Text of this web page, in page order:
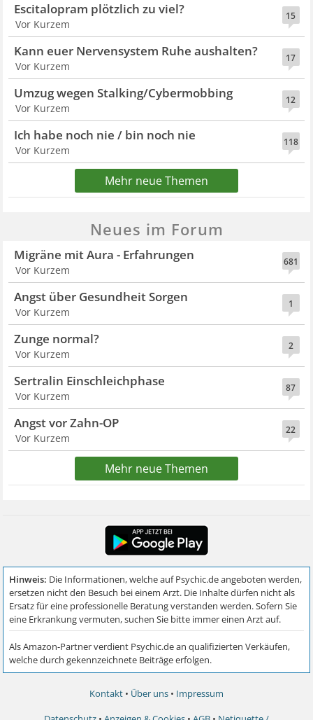
15
Escitalopram plötzlich zu viel?
Vor Kurzem
17
Kann euer Nervensystem Ruhe aushalten?
Vor Kurzem
12
Umzug wegen Stalking/Cybermobbing
Vor Kurzem
118
Ich habe noch nie / bin noch nie
Vor Kurzem
Mehr neue Themen
Neues im Forum
681
Migräne mit Aura - Erfahrungen
Vor Kurzem
1
Angst über Gesundheit Sorgen
Vor Kurzem
2
Zunge normal?
Vor Kurzem
87
Sertralin Einschleichphase
Vor Kurzem
22
Angst vor Zahn-OP
Vor Kurzem
Mehr neue Themen
Kontakt • Über uns • Impressum